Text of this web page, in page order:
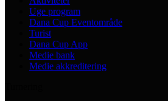
Uge program
Dana Cup Eventområde
Turist
Dana Cup App
Medie bank
Medie akkreditering